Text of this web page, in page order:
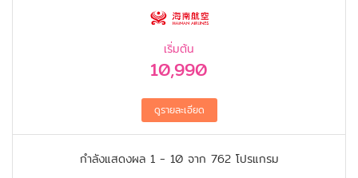
เริ่มต้น
10,990
กำลังแสดงผล 1 - 10จาก 762โปรแกรม